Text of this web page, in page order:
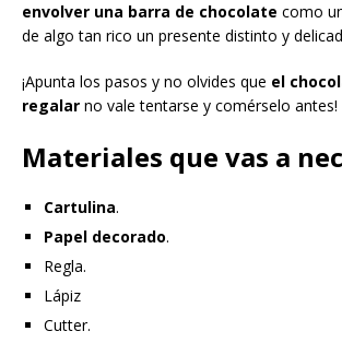
envolver una barra de chocolate como
de algo tan rico un presente distinto y
¡Apunta los pasos y no olvides que el
regalar no vale tentarse y comérselo antes!
Materiales que vas a
Cartulina.
Papel decorado.
Regla.
Lápiz
Cutter.